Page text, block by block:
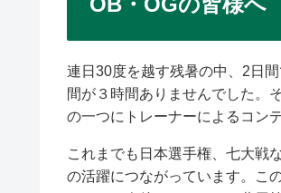
連日30度を越す残暑の中、2日
間が３時間ありませんでした。
の一つにトレーナーによるコン
これまでも日本選手権、七大戦
の活躍につながっています。こ